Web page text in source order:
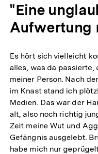
"Eine
Aufwertung
Es hört sich vielleicht
alles, was da
meiner Person. Nach
im Knast stand ich
Medien. Das war der
alt, also noch richtig
Zeit meine Wut und
Gefängnis ausgelebt.
habe mich nur